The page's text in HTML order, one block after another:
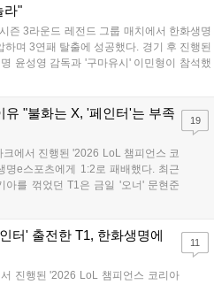
라"
즌 3라운드 레전드 그룹 매치에서 한화생명
며 3연패 탈출에 성공했다. 경기 후 진행된
윤성영 감독과 '구마유시' 이민형이 참석했
성영 감독은 "오랜만에 승리해 기분이 좋고,
유 "불화는 X, '페인터'는 부족
에서 진행된 '2026 LoL 챔피언스 코
명e스포츠에게 1:2로 패배했다. 최근
아를 꺾었던 T1은 금일 '오너' 문현준
를 투입시키는 강수를 뒀으나 결국
19
터' 출전한 T1, 한화생명에
진행된 '2026 LoL 챔피언스 코리아
11